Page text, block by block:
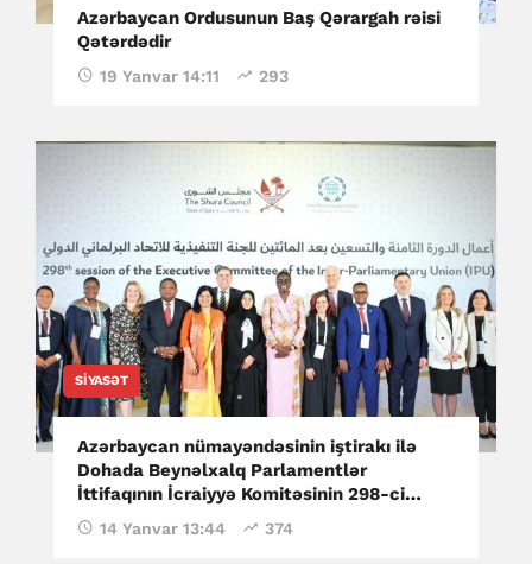
Azərbaycan Ordusunun Baş Qərargah rəisi
Qətərdədir
19 Yanvar 14:11 293
SIYASƏT
Azərbaycan nümayəndəsinin iştirakı ilə
Dohada Beynəlxalq Parlamentlər
İttifaqının İcraiyyə Komitəsinin 298-ci
sessiyası keçirilir
14 Yanvar 13:44 374